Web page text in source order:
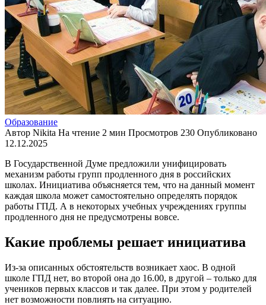
Образование
Автор Nikita На чтение 2 мин Просмотров 230 Опубликовано
12.12.2025
В Государственной Думе предложили унифицировать
механизм работы групп продленного дня в российских
школах. Инициатива объясняется тем, что на данный момент
каждая школа может самостоятельно определять порядок
работы ГПД. А в некоторых учебных учреждениях группы
продленного дня не предусмотрены вовсе.
Какие проблемы решает инициатива
Из-за описанных обстоятельств возникает хаос. В одной
школе ГПД нет, во второй она до 16.00, в другой – только для
учеников первых классов и так далее. При этом у родителей
нет возможности повлиять на ситуацию.